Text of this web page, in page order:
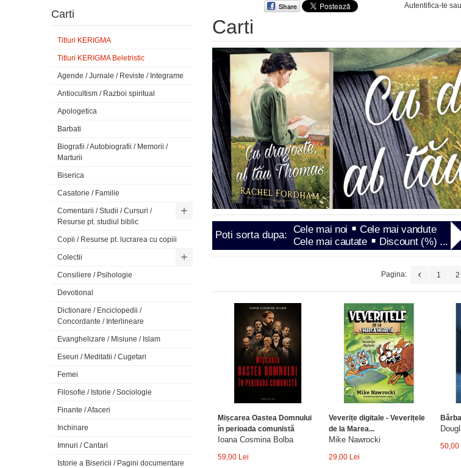
Share Autentifica-te
Carti
Poti sorta dupa: Cele mai noi
Cele mai vandute
Cele mai cautate
Discount (%) ...
Pagina: 1 2
Mișcarea Oastea Domnului
în perioada comunistă
Ioana Cosmina Bolba
59,00 Lei
Veverițe digitale - Veverițele
de la Marea...
Mike Nawrocki
29,00 Lei
50,00
Carti
Titluri KERIGMA
Titluri KERIGMA Beletristic
Agende / Jurnale / Reviste / Integrame
Antiocultism / Razboi spiritual
Apologetica
Barbati
Biografii / Autobiografii / Memorii /
Marturii
Biserica
Casatorie / Familie
Comentarii / Studii / Cursuri /
Resurse pt. studiul biblic
Copii / Resurse pt. lucrarea cu copiii
Colectii
Consiliere / Psihologie
Devotional
Dictionare / Enciclopedii /
Concordante / Interlineare
Evanghelizare / Misiune / Islam
Eseuri / Meditatii / Cugetari
Femei
Filosofie / Istorie / Sociologie
Finante / Afaceri
Inchinare
Imnuri / Cantari
Istorie a Bisericii / Pagini documentare